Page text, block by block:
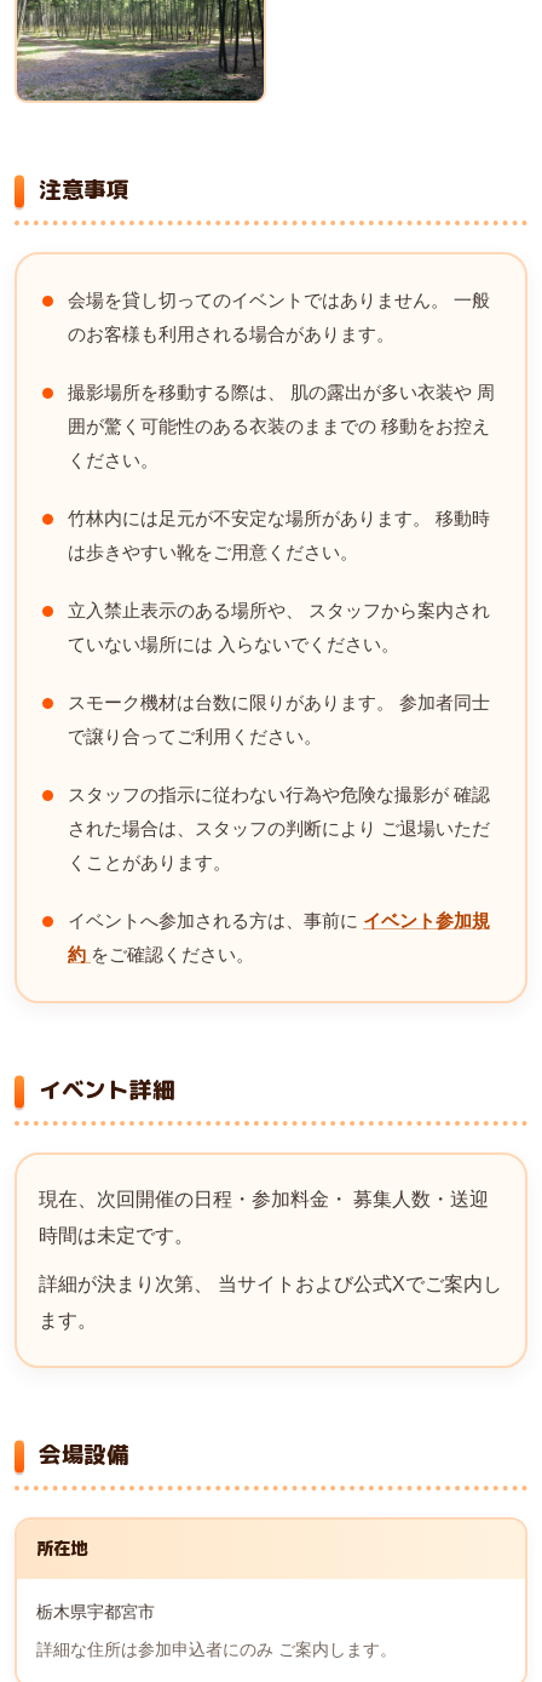
注意事項
会場を貸し切ってのイベントではありません。 一般
のお客様も利用される場合があります。
撮影場所を移動する際は、 肌の露出が多い衣装や 周
囲が驚く可能性のある衣装のままでの 移動をお控え
ください。
竹林内には足元が不安定な場所があります。 移動時
は歩きやすい靴をご用意ください。
立入禁止表示のある場所や、 スタッフから案内され
ていない場所には 入らないでください。
スモーク機材は台数に限りがあります。 参加者同士
で譲り合ってご利用ください。
スタッフの指示に従わない行為や危険な撮影が 確認
された場合は、スタッフの判断により ご退場いただ
くことがあります。
イベントへ参加される方は、事前に イベント参加規
約 をご確認ください。
イベント詳細
現在、次回開催の日程・参加料金・ 募集人数・送迎
時間は未定です。
詳細が決まり次第、 当サイトおよび公式Xでご案内し
ます。
会場設備
所在地
栃木県宇都宮市
詳細な住所は参加申込者にのみ ご案内します。